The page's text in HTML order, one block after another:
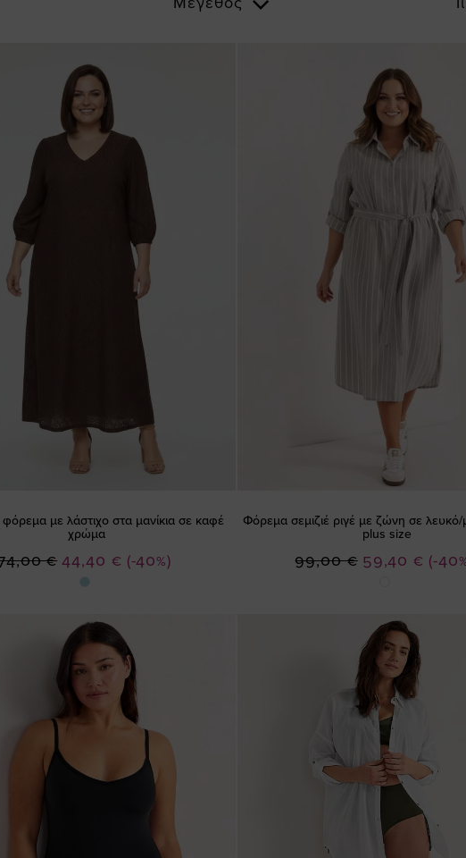
φόρεμα με λάστιχο στα μανίκια σε καφέ
χρώμα
(-40%)
Ειδική
Τιμή
44,40 €
€
Φόρεμα σεμιζιέ ριγέ με ζώνη σε
plus size
(-
Ειδική
59,40 €
99,00 €